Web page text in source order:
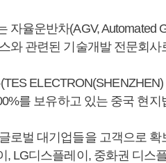
자율운반차(AGV, Automated
와 관련된 기술개발 전문회
ELECTRON(SHENZHEN)
를 보유하고 있는 중국 현
로벌 대기업들을 고객으로 확
, LG디스플레이, 중화권 디스